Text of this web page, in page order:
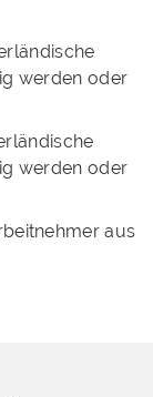
werden oder
werden oder
aus